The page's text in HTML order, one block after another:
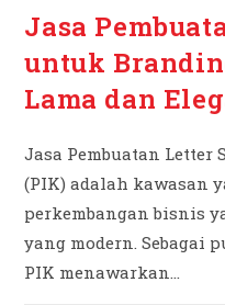
Jasa
untuk
Lama dan
Jasa Pembuatan
(PIK) adalah kawasan
perkembangan bisnis
yang modern. Sebagai
PIK menawarkan…